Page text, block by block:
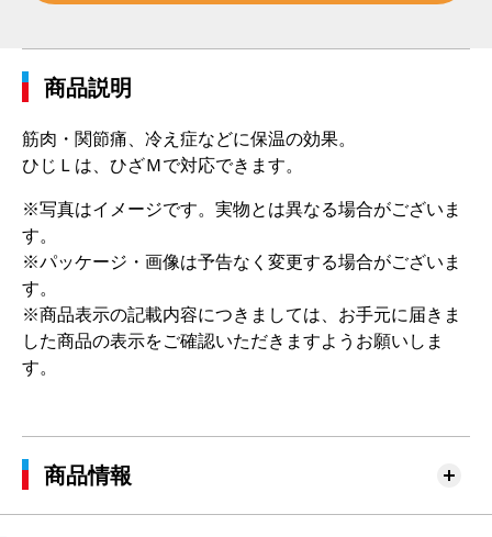
商品説明
筋肉・関節痛、冷え症などに保温の効果。
ひじＬは、ひざＭで対応できます。
※写真はイメージです。実物とは異なる場合がございま
す。
※パッケージ・画像は予告なく変更する場合がございま
す。
※商品表示の記載内容につきましては、お手元に届きま
した商品の表示をご確認いただきますようお願いしま
す。
商品情報